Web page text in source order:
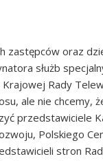
zastępców oraz
służb
Rady
ale nie chcemy,
przedstawiciele
Polskiego
stron